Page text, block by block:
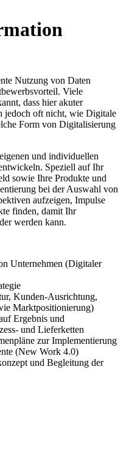
Nutzung von Daten
Viele
dass hier akuter
jedoch oft nicht, wie Digitale
Form von Digitalisierung
und individuellen
Speziell auf Ihr
sowie Ihre Produkte und
bei der Auswahl von
aufzeigen, Impulse
finden, damit Ihr
werden kann.
Unternehmen (Digitaler
Kunden-Ausrichtung,
Marktpositionierung)
Ergebnis und
und Lieferketten
zur Implementierung
(New Work 4.0)
und Begleitung der